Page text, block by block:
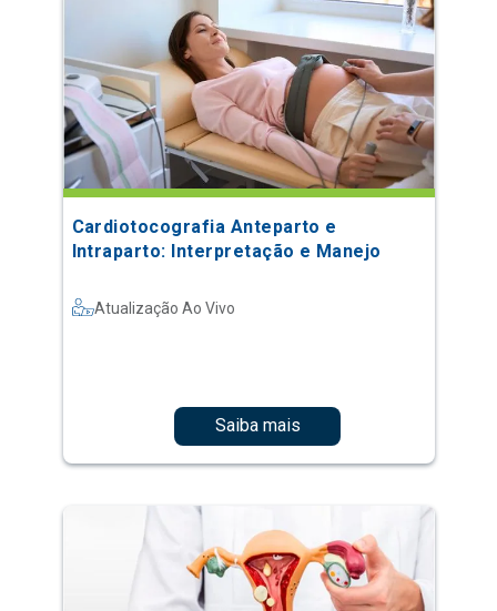
Cardiotocografia Anteparto e
Intraparto: Interpretação e Manejo
Atualização Ao Vivo
Saiba mais